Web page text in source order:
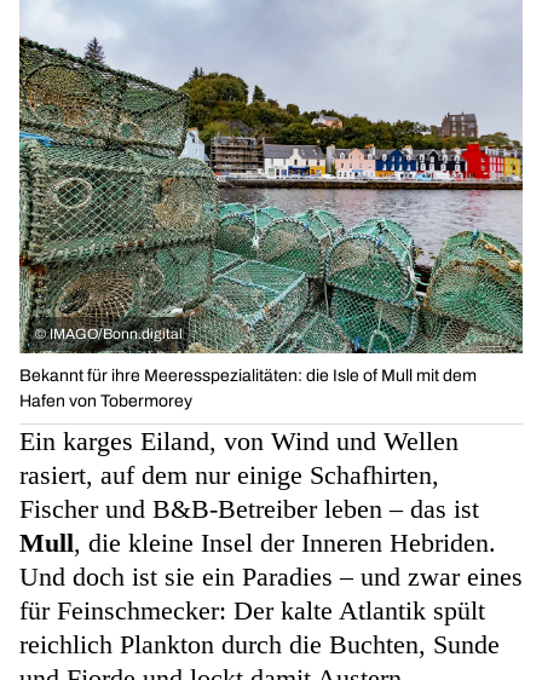
© IMAGO/Bonn.digital
Bekannt für ihre Meeresspezialitäten: die Isle of Mull mit dem
Hafen von Tobermorey
Ein karges Eiland, von Wind und Wellen
rasiert, auf dem nur einige Schafhirten,
Fischer und B&B-Betreiber leben – das ist
Mull, die kleine Insel der Inneren Hebriden.
Und doch ist sie ein Paradies – und zwar eines
für Feinschmecker: Der kalte Atlantik spült
reichlich Plankton durch die Buchten, Sunde